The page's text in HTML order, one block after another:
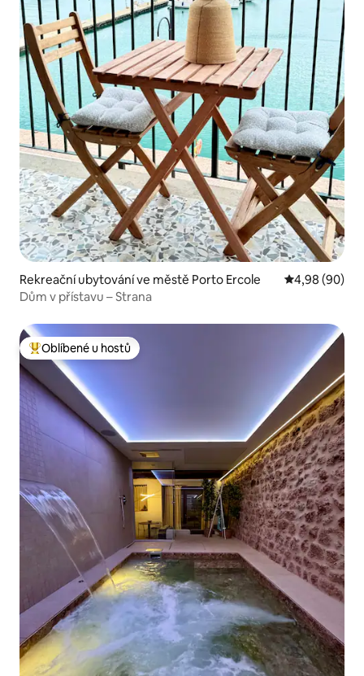
Rekreační ubytování ve městě Porto Ercole Průměrné
4,98 (90)
Dům v přístavu – Strana
Nejlepší v kategorii Oblíbené u hostů
Oblíbené u hostů